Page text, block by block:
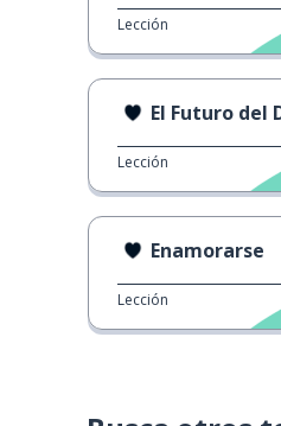
Lección
El Futuro del
Lección
Enamorarse
Lección